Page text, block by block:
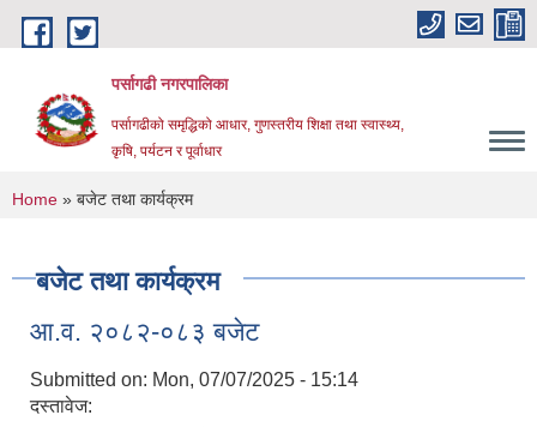
Skip to main content
पर्सागढी नगरपालिका
पर्सागढीको समृद्धिको आधार, गुणस्तरीय शिक्षा तथा स्वास्थ्य,
कृषि, पर्यटन र पूर्वाधार
You are here
Home » बजेट तथा कार्यक्रम
बजेट तथा कार्यक्रम
आ.व. २०८२-०८३ बजेट
Submitted on: Mon, 07/07/2025 - 15:14
दस्तावेज: